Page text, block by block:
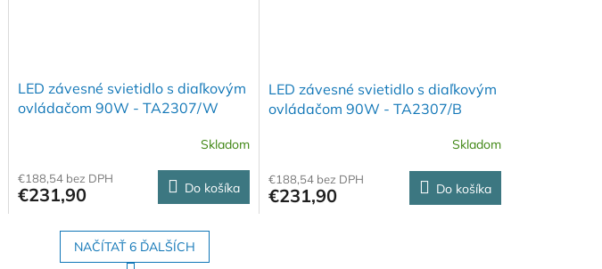
LED závesné svietidlo s diaľkovým
ovládačom 90W - TA2307/W
Skladom
€188,54 bez DPH
€231,90 Do košíka
LED závesné svietidlo s diaľkovým
ovládačom 90W - TA2307/B
Skladom
€188,54 bez DPH
€231,90 Do košíka
NAČÍTAŤ 6 ĎALŠÍCH